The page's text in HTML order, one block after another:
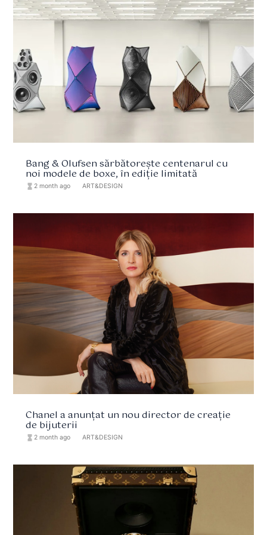
Bang & Olufsen sărbătorește centenarul cu
noi modele de boxe, în ediție limitată
hourglass_full 2 month ago ART&DESIGN
Chanel a anunțat un nou director de creație
de bijuterii
hourglass_full 2 month ago ART&DESIGN